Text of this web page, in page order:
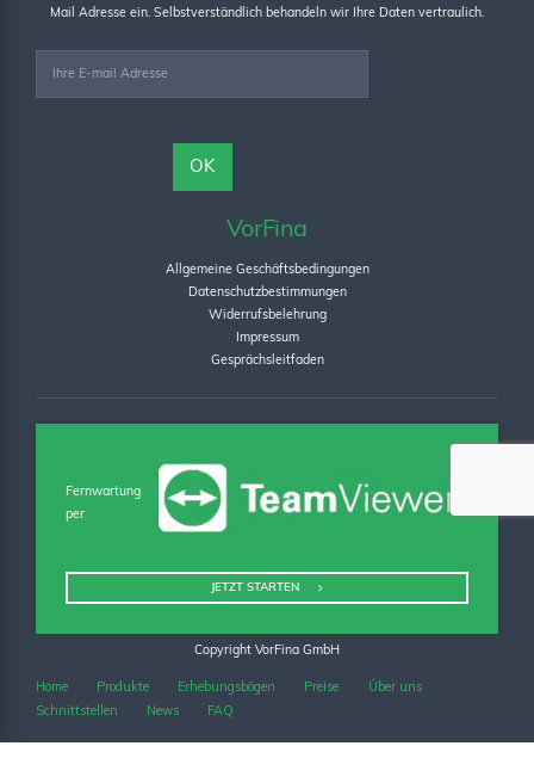
Mail Adresse ein. Selbstverständlich behandeln wir Ihre Daten vertraulich.
VorFina
Allgemeine Geschäftsbedingungen
Datenschutzbestimmungen
Widerrufsbelehrung
Impressum
Gesprächsleitfaden
Fernwartung
per
JETZT STARTEN
Copyright VorFina GmbH
Home Produkte Erhebungsbögen Preise
Über uns
Schnittstellen
News FAQ